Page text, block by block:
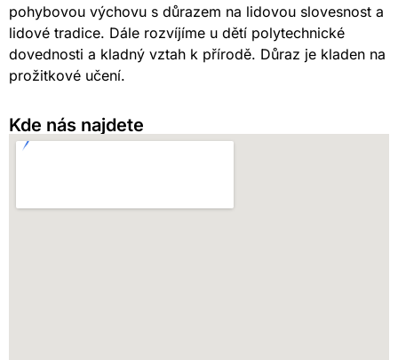
pohybovou výchovu s důrazem na lidovou slovesnost a
lidové tradice. Dále rozvíjíme u dětí polytechnické
dovednosti a kladný vztah k přírodě. Důraz je kladen na
prožitkové učení.
Kde nás najdete